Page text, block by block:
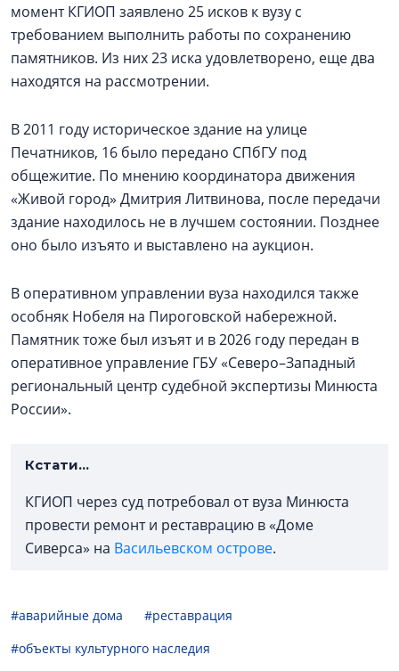
момент КГИОП заявлено 25 исков к вузу с
требованием выполнить работы по сохранению
памятников. Из них 23 иска удовлетворено, еще два
находятся на рассмотрении.
В 2011 году историческое здание на улице
Печатников, 16 было передано СПбГУ под
общежитие. По мнению координатора движения
«Живой город» Дмитрия Литвинова, после передачи
здание находилось не в лучшем состоянии. Позднее
оно было изъято и выставлено на аукцион.
В оперативном управлении вуза находился также
особняк Нобеля на Пироговской набережной.
Памятник тоже был изъят и в 2026 году передан в
оперативное управление ГБУ «Северо–Западный
региональный центр судебной экспертизы Минюста
России».
Кстати…
КГИОП через суд потребовал от вуза Минюста
провести ремонт и реставрацию в «Доме
Сиверса» на Васильевском острове.
#аварийные дома
#реставрация
#объекты культурного наследия